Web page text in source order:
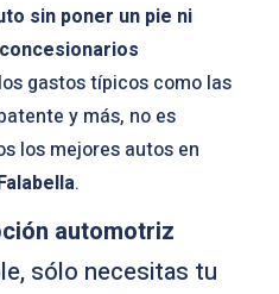
sin poner un pie ni
gastos típicos como las
y más, no es
los mejores autos en
.
automotriz
sólo necesitas tu